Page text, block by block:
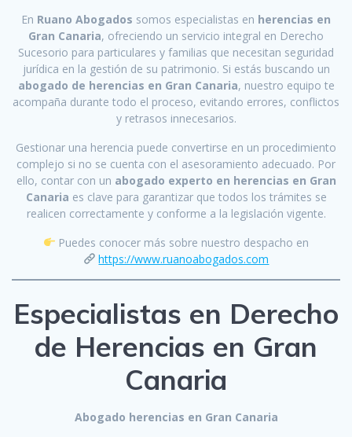
En Ruano Abogados somos especialistas en herencias en
Gran Canaria, ofreciendo un servicio integral en Derecho
Sucesorio para particulares y familias que necesitan seguridad
jurídica en la gestión de su patrimonio. Si estás buscando un
abogado de herencias en Gran Canaria, nuestro equipo te
acompaña durante todo el proceso, evitando errores, conflictos
y retrasos innecesarios.
Gestionar una herencia puede convertirse en un procedimiento
complejo si no se cuenta con el asesoramiento adecuado. Por
ello, contar con un abogado experto en herencias en Gran
Canaria es clave para garantizar que todos los trámites se
realicen correctamente y conforme a la legislación vigente.
Puedes conocer más sobre nuestro despacho en
https://www.ruanoabogados.com
Especialistas en Derecho
de Herencias en Gran
Canaria
Abogado herencias en Gran Canaria